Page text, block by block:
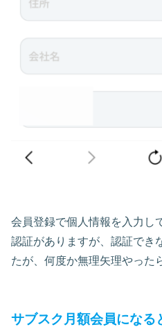
会員登録で個人情報を入力し
認証がありますが、認証でき
たが、何度か無理矢理やった
サブスク月額会員になる